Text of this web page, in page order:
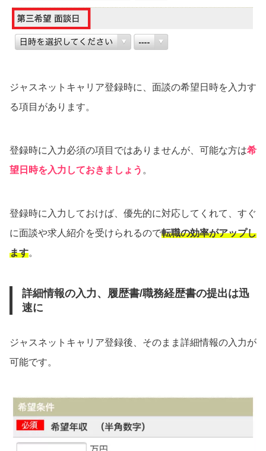
ジャスネットキャリア登録時に、面談の希望日時を入力す
る項目があります。
登録時に入力必須の項目ではありませんが、可能な方は希
望日時を入力しておきましょう 。
登録時に入力しておけば、優先的に対応してくれて、すぐ
に面談や求人紹介を受けられるので転職の効率がアップし
ます。
詳細情報の入力、履歴書/職務経歴書の提出は迅
速に
ジャスネットキャリア登録後、そのまま詳細情報の入力が
可能です。